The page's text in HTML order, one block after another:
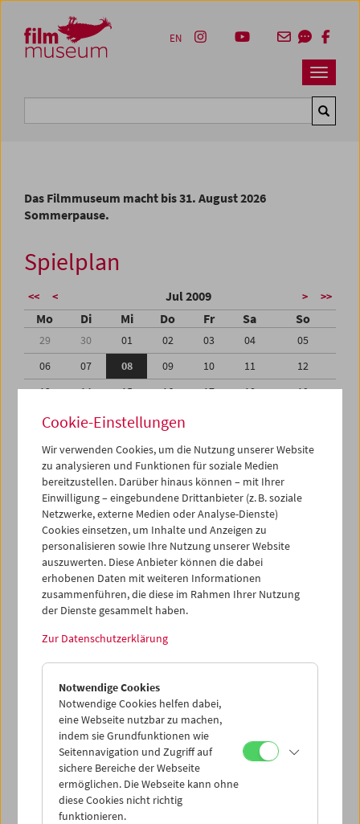
Zum Inhalt
Zum Hauptmenü
Zur Servicenavigation
Zum Suche
Navbar
EN
Das Filmmuseum macht bis 31. August 2026
Sommerpause.
Spielplan
<< < Jul 2009 > >>
Mo Di Mi Do Fr Sa So
29 30 01 02 03 04
05
06
07 08 09 10 11
12
13
14 15 16 17 18
19
20
21 22 23
27
29 31
02
03
04 05 06 07 08
iCalender
Programmheft-PDF
English language or subtitles
< Vorherige Woche
Mo 6.7.
Di 7.7.
Mi 8.7.
Do 9.7.
Cookie-Einstellungen
Wir verwenden Cookies, um die Nutzung unserer Website
zu analysieren und Funktionen für soziale Medien
bereitzustellen. Darüber hinaus können – mit Ihrer
Einwilligung – eingebundene Drittanbieter (z. B. soziale
Netzwerke, externe Medien oder Analyse-Dienste)
Cookies einsetzen, um Inhalte und Anzeigen zu
personalisieren sowie Ihre Nutzung unserer Website
auszuwerten. Diese Anbieter können die dabei
erhobenen Daten mit weiteren Informationen
zusammenführen, die diese im Rahmen Ihrer Nutzung
der Dienste gesammelt haben.
Zur Datenschutzerklärung
Notwendige Cookies
Notwendige Cookies helfen dabei,
eine Webseite nutzbar zu machen,
indem sie Grundfunktionen wie
Seitennavigation und Zugriff auf
sichere Bereiche der Webseite
ermöglichen. Die Webseite kann ohne
diese Cookies nicht richtig
funktionieren.